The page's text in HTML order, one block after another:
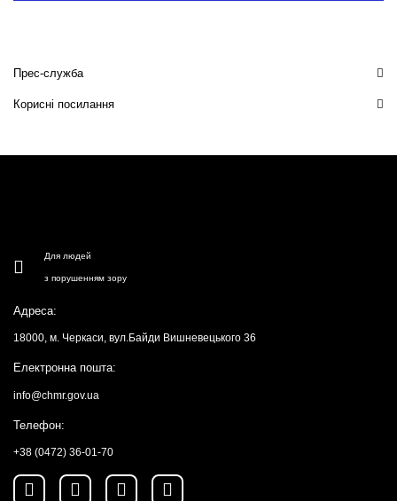
Прес-служба
Корисні посилання
Для людей
з порушенням зору
Адреса:
18000, м. Черкаси, вул.Байди Вишневецького 36
Електронна пошта:
info@chmr.gov.ua
Телефон:
+38 (0472) 36-01-70